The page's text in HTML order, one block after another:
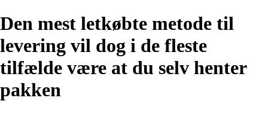
Den mest letkøbte metode til
levering vil dog i de fleste
tilfælde være at du selv henter
pakken